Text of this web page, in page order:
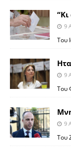
9
Toυ
9
Του
9
Του